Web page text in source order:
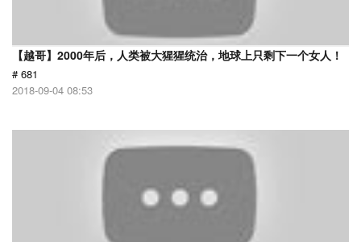
【越哥】2000年后，人类被大猩猩统治，地球上只剩下一个女人！
# 681
2018-09-04 08:53